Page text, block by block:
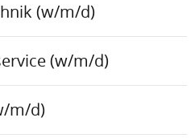
(w/m/d)
(w/m/d)
m/d)